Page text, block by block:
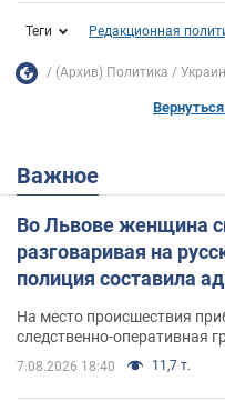
Теги Редакционная
(Архив) Политика
Важное
Во Львове женщина
разговаривая на
полиция составила
На место происшествия
следственно-оперативная
7.08.2026 18:40 11,7 т.